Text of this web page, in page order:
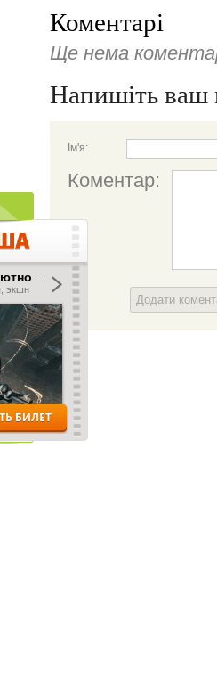
Коментарі
Ще нема
Напишіть ваш
Ім'я:
Коментар:
Додати